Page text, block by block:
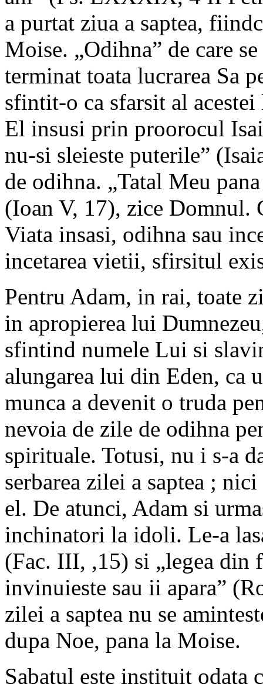
a purtat ziua a saptea,
Moise. „Odihna” de care
terminat toata lucrarea Sa
sfintit-o ca sfarsit al
El insusi prin proorocul
nu-si sleieste puterile”
de odihna. „Tatal Meu
(Ioan V, 17), zice Domnul.
Viata insasi, odihna sau
incetarea vietii, sfirsitul
Pentru Adam, in rai, toate
in apropierea lui
sfintind numele Lui si
alungarea lui din Eden, ca
munca a devenit o truda
nevoia de zile de odihna
spirituale. Totusi, nu i s-a
serbarea zilei a saptea ;
el. De atunci, Adam si
inchinatori la idoli. Le-a
(Fac. III, ,15) si „legea din
invinuieste sau ii apara”
zilei a saptea nu se
dupa Noe, pana la Moise.
Sabatul este instituit odata